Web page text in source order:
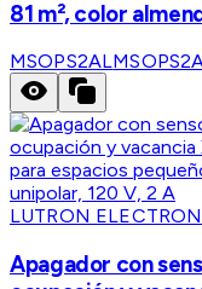
81 m², color
MSOPS2AL
LUTRON
Apagador con